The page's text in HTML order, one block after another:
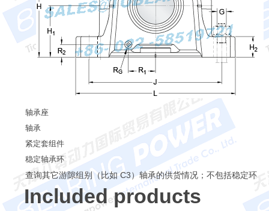
轴承座
轴承
紧定套组件
稳定轴承环
查询其它游隙组别（比如 C3）轴承的供货情况；不包括稳定环
Included products